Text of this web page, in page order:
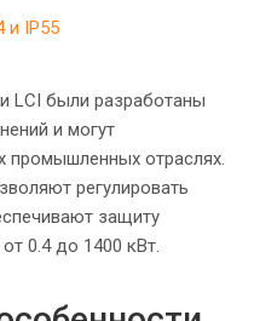
и IP55
LCI были разработаны
и могут
промышленных отраслях.
регулировать
защиту
0.4 до 1400 кВт.